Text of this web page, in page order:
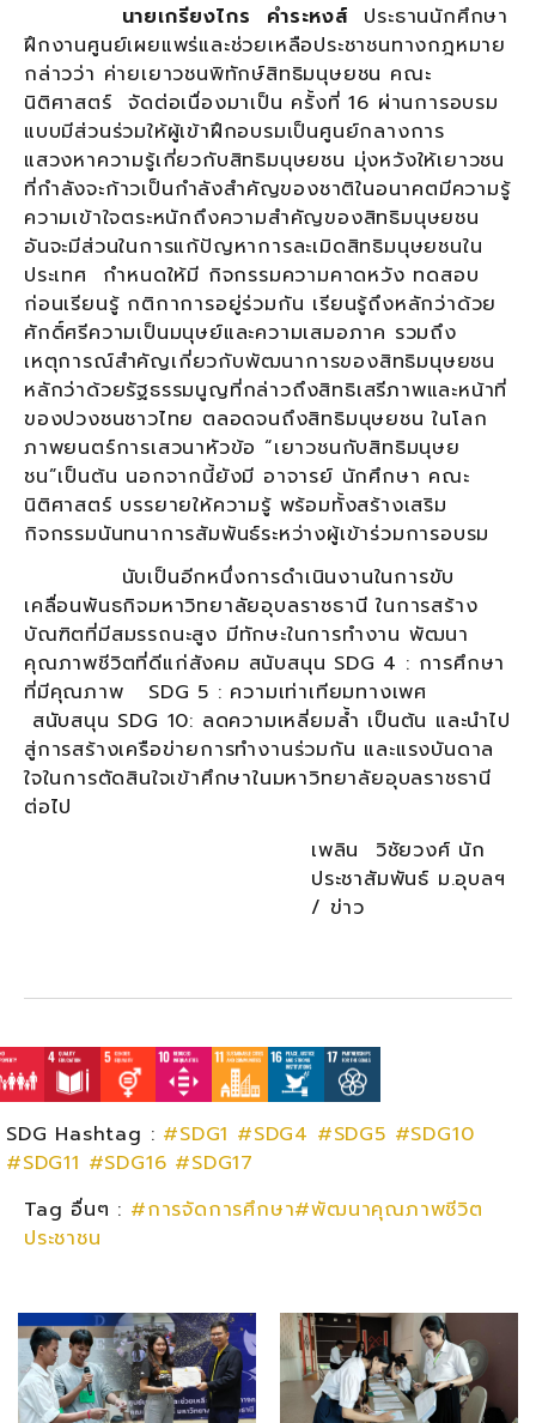
นายเกรียงไกร คำระหงส์ ประธานนักศึกษา
ฝึกงานศูนย์เผยแพร่และช่วยเหลือประชาชนทางกฎหมาย
กล่าวว่า ค่ายเยาวชนพิทักษ์สิทธิมนุษยชน คณะ
นิติศาสตร์ จัดต่อเนื่องมาเป็น ครั้งที่ 16 ผ่านการอบรม
แบบมีส่วนร่วมให้ผู้เข้าฝึกอบรมเป็นศูนย์กลางการ
แสวงหาความรู้เกี่ยวกับสิทธิมนุษยชน มุ่งหวังให้เยาวชน
ที่กำลังจะก้าวเป็นกำลังสำคัญของชาติในอนาคตมีความรู้
ความเข้าใจตระหนักถึงความสำคัญของสิทธิมนุษยชน
อันจะมีส่วนในการแก้ปัญหาการละเมิดสิทธิมนุษยชนใน
ประเทศ กำหนดให้มี กิจกรรมความคาดหวัง ทดสอบ
ก่อนเรียนรู้ กติกาการอยู่ร่วมกัน เรียนรู้ถึงหลักว่าด้วย
ศักดิ์ศรีความเป็นมนุษย์และความเสมอภาค รวมถึง
เหตุการณ์สำคัญเกี่ยวกับพัฒนาการของสิทธิมนุษยชน
หลักว่าด้วยรัฐธรรมนูญที่กล่าวถึงสิทธิเสรีภาพและหน้าที่
ของปวงชนชาวไทย ตลอดจนถึงสิทธิมนุษยชน ในโลก
ภาพยนตร์การเสวนาหัวข้อ “เยาวชนกับสิทธิมนุษย
ชน”เป็นต้น นอกจากนี้ยังมี อาจารย์ นักศึกษา คณะ
นิติศาสตร์ บรรยายให้ความรู้ พร้อมทั้งสร้างเสริม
กิจกรรมนันทนาการสัมพันธ์ระหว่างผู้เข้าร่วมการอบรม
นับเป็นอีกหนึ่งการดำเนินงานในการขับ
เคลื่อนพันธกิจมหาวิทยาลัยอุบลราชธานี ในการสร้าง
บัณฑิตที่มีสมรรถนะสูง มีทักษะในการทำงาน พัฒนา
คุณภาพชีวิตที่ดีแก่สังคม สนับสนุน SDG 4 : การศึกษา
ที่มีคุณภาพ SDG 5 : ความเท่าเทียมทางเพศ
สนับสนุน SDG 10: ลดความเหลี่ยมล้ำ เป็นต้น และนำไป
สู่การสร้างเครือข่ายการทำงานร่วมกัน และแรงบันดาล
ใจในการตัดสินใจเข้าศึกษาในมหาวิทยาลัยอุบลราชธานี
ต่อไป
เพลิน วิชัยวงศ์ นัก
ประชาสัมพันธ์ ม.อุบลฯ
/ ข่าว
SDG Hashtag : #SDG1 #SDG4 #SDG5 #SDG10
#SDG11 #SDG16 #SDG17
Tag อื่นๆ : #การจัดการศึกษา#พัฒนาคุณภาพชีวิต
ประชาชน